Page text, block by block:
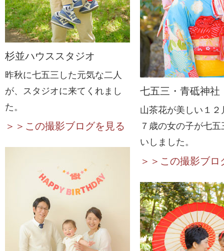
杉並ハウススタジオ
昨秋に七五三した元気な二人
が、スタジオに来てくれまし
た。
＞＞この撮影ブログを見る
七五三・青砥神社
山茶花が美しい１２
７歳の女の子が七
いしました。
＞＞この撮影ブロ